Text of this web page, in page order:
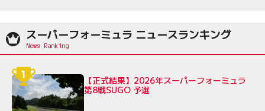
スーパーフォーミュラ ニュースランキング
【正式結果】2026年スーパーフォーミュラ
第8戦SUGO 予選